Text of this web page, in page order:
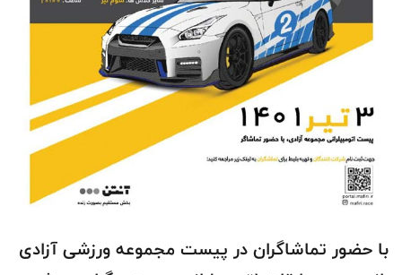
با حضور تماشاگران در پیست مجموعه ورزشی آزادی